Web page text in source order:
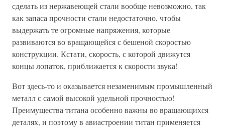
сделать из нержавеющей стали вообще невозможно, так
как запаса прочности стали недостаточно, чтобы
выдержать те огромные напряжения, которые
развиваются во вращающейся с бешеной скоростью
конструкции. Кстати, скорость, с которой движутся
концы лопаток, приближается к скорости звука!
Вот здесь-то и оказывается незаменимым промышленный
металл с самой высокой удельной прочностью!
Преимущества титана особенно важны во вращающихся
деталях, и поэтому в авиастроении титан применяется